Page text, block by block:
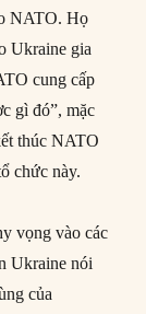
NATO. Họ
Ukraine gia
cung cấp
gì đó”, mặc
thúc NATO
chức này.
vọng vào các
Ukraine nói
của